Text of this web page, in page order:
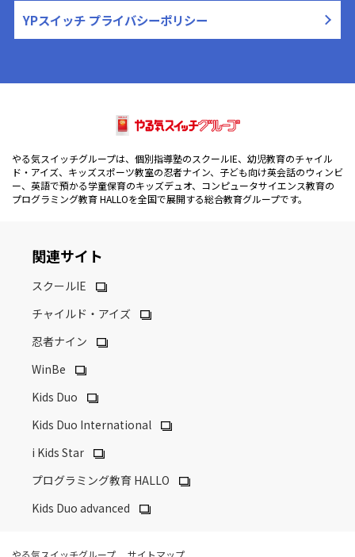
YPスイッチ プライバシーポリシー
やる気スイッチグループは、個別指導塾のスクールIE、幼児教育のチャイル
ド・アイズ、キッズスポーツ教室の忍者ナイン、子ども向け英会話のウィンビ
ー、英語で預かる学童保育のキッズデュオ、コンピュータサイエンス教育の
プログラミング教育 HALLOを全国で展開する総合教育グループです。
関連サイト
スクールIE
チャイルド・アイズ
忍者ナイン
WinBe
Kids Duo
Kids Duo International
i Kids Star
プログラミング教育 HALLO
Kids Duo advanced